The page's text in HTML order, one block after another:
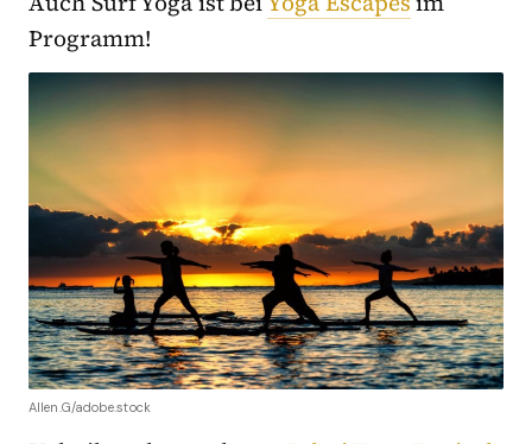
Programm!
Allen.G/adobe.stock